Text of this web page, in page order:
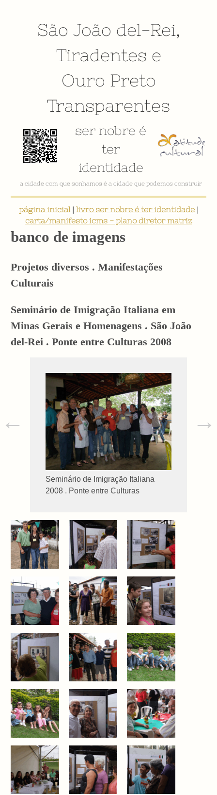
São João del-Rei,
Tiradentes e
Ouro Preto
Transparentes
ser nobre é
ter
identidade
VÍDEO INSTITUCIONAL
página inicial| livro ser nobre é ter identidade|
carta/manifesto icms - plano diretor matriz
banco de imagens
Projetos diversos . Manifestações
Culturais
Seminário de Imigração Italiana em
Minas Gerais e Homenagens . São João
del-Rei . Ponte entre Culturas 2008
Seminário de Imigração Italiana
2008 . Ponte entre Culturas
← →